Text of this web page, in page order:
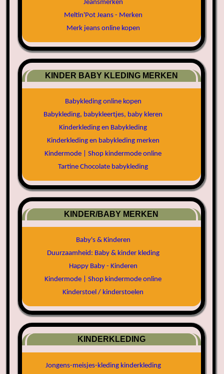
Jeansmerken
Meltin'Pot Jeans - Merken
Merk jeans online kopen
KINDER BABY KLEDING MERKEN
Babykleding online kopen
Babykleding, babykleertjes, baby kleren
Kinderkleding en Babykleding
Kinderkleding en babykleding merken
Kindermode | Shop kindermode online
Tartine Chocolate babykleding
KINDER/BABY MERKEN
Baby's & Kinderen
Duurzaamheid: Baby & kinder kleding
Happy Baby - Kinderen
Kindermode | Shop kindermode online
Kinderstoel / kinderstoelen
KINDERKLEDING
Jongens-meisjes-kleding kinderkleding